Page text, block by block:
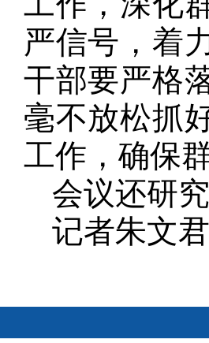
严信号，着
干部要严格
毫不放松抓
工作，确保
会议还研
记者朱文君